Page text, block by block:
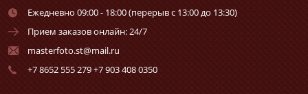
Ежедневно 09:00 - 18:00 (перерыв с 13:00 до 13:30)
Прием заказов онлайн: 24/7
masterfoto.st@mail.ru
+7 8652 555 279 +7 903 408 0350